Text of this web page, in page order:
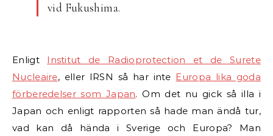
vid Fukushima.
Enligt Institut de Radioprotection et de Surete
Nucleaire, eller IRSN så har inte Europa lika goda
förberedelser som Japan. Om det nu gick så illa i
Japan och enligt rapporten så hade man ändå tur,
vad kan då hända i Sverige och Europa? Man